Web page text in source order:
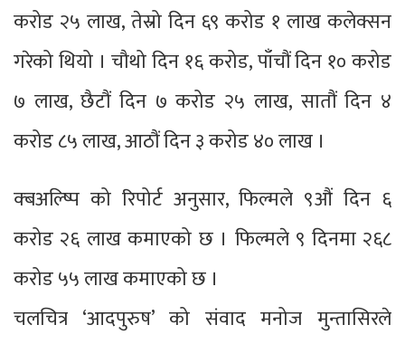
करोड २५ लाख, तेस्रो दिन ६९ करोड १ लाख कलेक्सन
गरेको थियो । चौथो दिन १६ करोड, पाँचौं दिन १० करोड
७ लाख, छैटौं दिन ७ करोड २५ लाख, सातौं दिन ४
करोड ८५ लाख, आठौं दिन ३ करोड ४० लाख ।
क्बअल्ष्पि को रिपोर्ट अनुसार, फिल्मले ९औं दिन ६
करोड २६ लाख कमाएको छ । फिल्मले ९ दिनमा २६८
करोड ५५ लाख कमाएको छ ।
चलचित्र ‘आदपुरुष’ को संवाद मनोज मुन्तासिरले